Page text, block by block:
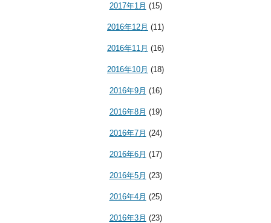
2017年1月 (15)
2016年12月 (11)
2016年11月 (16)
2016年10月 (18)
2016年9月 (16)
2016年8月 (19)
2016年7月 (24)
2016年6月 (17)
2016年5月 (23)
2016年4月 (25)
2016年3月 (23)